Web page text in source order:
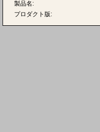
製品名:
プロダクト版: